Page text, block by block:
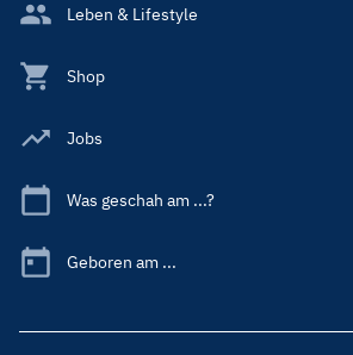
Leben & Lifestyle
Shop
Jobs
Was geschah am ...?
Geboren am ...